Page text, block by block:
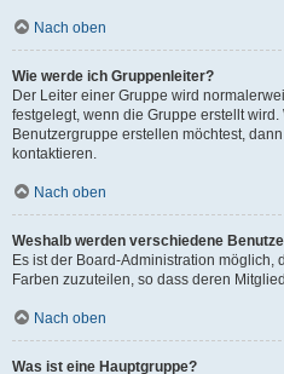
Nach oben
Wie werde ich Gruppenleiter?
Der Leiter einer Gruppe wird
festgelegt, wenn die Gruppe erstellt
Benutzergruppe erstellen möchtest,
kontaktieren.
Nach oben
Weshalb werden verschiedene
Es ist der Board-Administration
Farben zuzuteilen, so dass deren
Nach oben
Was ist eine Hauptgruppe?